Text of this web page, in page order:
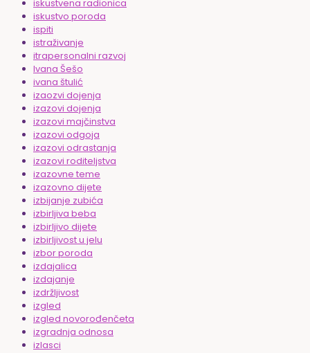
iskustvena radionica
iskustvo poroda
ispiti
istraživanje
itrapersonalni razvoj
Ivana Šešo
ivana štulić
izaozvi dojenja
izazovi dojenja
izazovi majčinstva
izazovi odgoja
izazovi odrastanja
izazovi roditeljstva
izazovne teme
izazovno dijete
izbijanje zubića
izbirljiva beba
izbirljivo dijete
izbirljivost u jelu
izbor poroda
izdajalica
izdajanje
izdržljivost
izgled
izgled novorođenčeta
izgradnja odnosa
izlasci